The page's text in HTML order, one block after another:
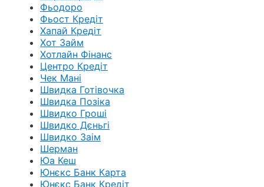
Фьодоро
Фьост Кредіт
Хапай Кредіт
Хот Займ
Хотлайн Фінанс
Центро Кредіт
Чек Мані
Швидка Готівочка
Швидка Позіка
Швидко Гроші
Швидко Дєньгі
Швидко Заім
Шерман
Юа Кеш
Юнєкс Банк Карта
Юнєкс Банк Кредіт